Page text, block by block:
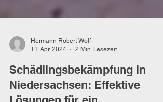
Hermann Robert Wolf
11. Apr. 2024
2 Min. Lesezeit